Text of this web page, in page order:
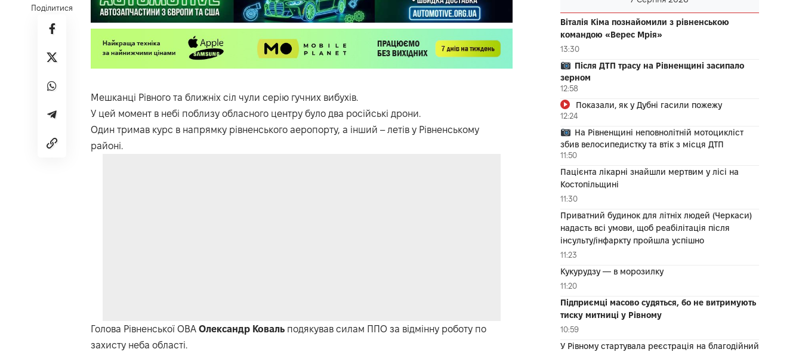
Поділитися
Мешканці Рівного та ближніх сіл чули серію гучних вибухів.
У цей момент в небі поблизу обласного центру було два російські дрони.
Один тримав курс в напрямку рівненського аеропорту, а інший – летів у Рівненському
районі.
Голова Рівненської ОВА Олександр Коваль подякував силам ППО за відмінну роботу по
захисту неба області.
Віталія Кіма познайомили з рівненською
командою «Верес Мрія»
13:30
Після ДТП трасу на Рівненщині засипало
зерном
12:58
Показали, як у Дубні гасили пожежу
12:24
На Рівненщині неповнолітній мотоцикліст
збив велосипедистку та втік з місця ДТП
11:50
Пацієнта лікарні знайшли мертвим у лісі на
Костопільщині
11:30
Приватний будинок для літніх людей (Черкаси)
надасть всі умови, щоб реабілітація після
інсульту/інфаркту пройшла успішно
11:23
Кукурудзу — в морозилку
11:20
Підприємці масово судяться, бо не витримують
тиску митниці у Рівному
10:59
У Рівному стартувала реєстрація на благодійний